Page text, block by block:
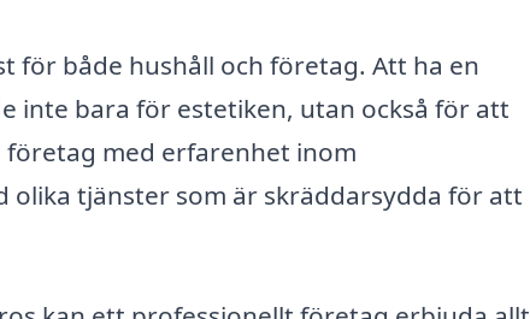
för både hushåll och företag. Att ha en
inte bara för estetiken, utan också för att
med erfarenhet inom
olika tjänster som är skräddarsydda för att